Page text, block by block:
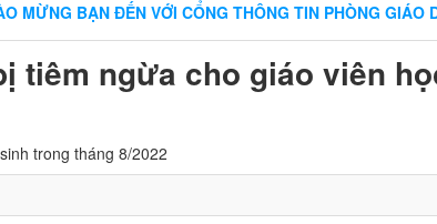
BẠN ĐẾN VỚI CỔNG THÔNG TIN PHÒNG GIÁO DỤC VÀ
tiêm ngừa cho giáo viên
trong tháng 8/2022